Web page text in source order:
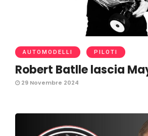
AUTOMODELLI PILOTI
Robert Batlle lascia
29 Novembre 2024